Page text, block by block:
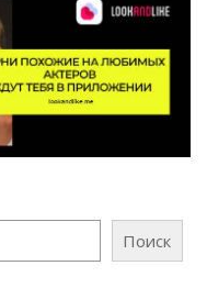
Поиск